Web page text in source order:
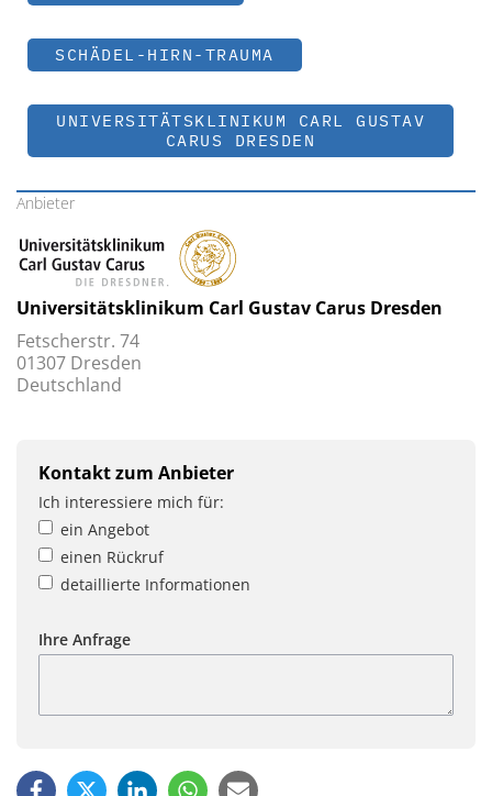
SCHÄDEL-HIRN-TRAUMA
UNIVERSITÄTSKLINIKUM CARL GUSTAV
CARUS DRESDEN
Anbieter
Universitätsklinikum Carl Gustav Carus ­Dresden
Fetscherstr. 74
01307 ­Dresden
Deutschland
Kontakt zum Anbieter
Ich interessiere mich für:
ein Angebot
einen Rückruf
detaillierte Informationen
Ihre Anfrage